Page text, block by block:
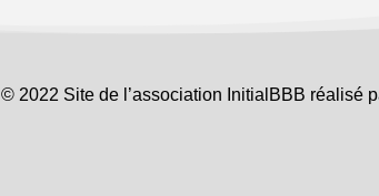
© 2022 Site de l’association InitialBBB réalisé